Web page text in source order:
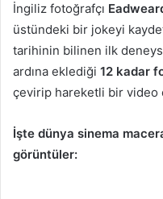
İngiliz fotoğrafçı
üstündeki bir jokeyi
tarihinin bilinen ilk
ardına eklediği 12 kadar
çevirip hareketli bir video
İşte dünya sinema
görüntüler: